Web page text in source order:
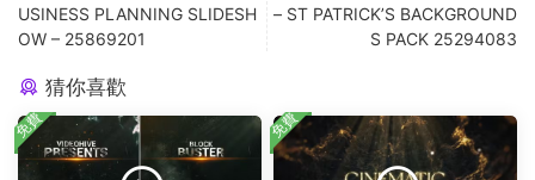
USINESS PLANNING SLIDESH
OW – 25869201
– ST PATRICK’S BACKGROUND
S PACK 25294083
猜你喜歡
免費 免費